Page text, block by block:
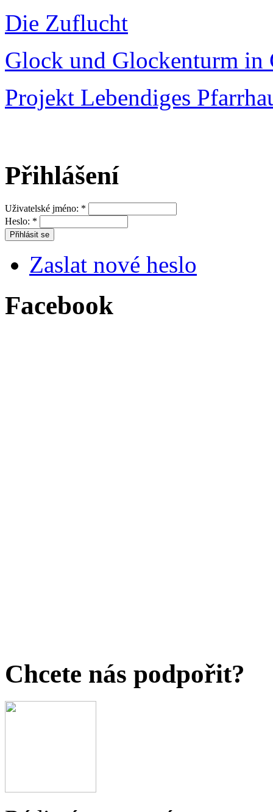
Die Zuflucht
Glock und Glockenturm in
Projekt Lebendiges
Přihlášení
Uživatelské jméno: *
Heslo: *
Zaslat nové heslo
Facebook
Chcete nás podpořit?